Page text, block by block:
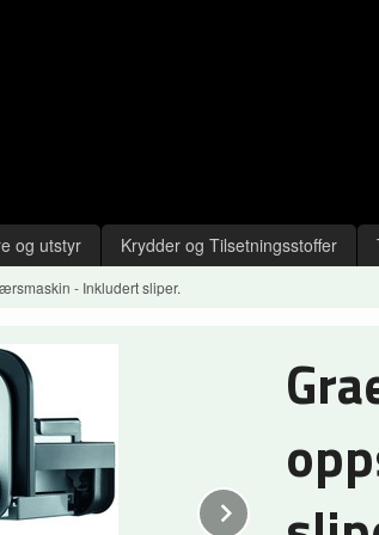
og utstyr Krydder og Tilsetningsstoffer
- Inkludert sliper.